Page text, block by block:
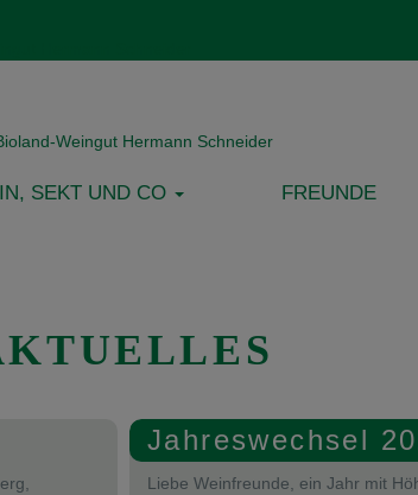
SEKT UND CO FREUNDE
Jahreswechsel
Liebe Weinfreunde, ein Jahr mit